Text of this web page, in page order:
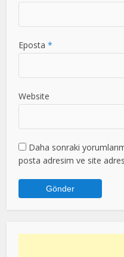
Eposta *
Website
Daha sonraki
posta adresim ve site